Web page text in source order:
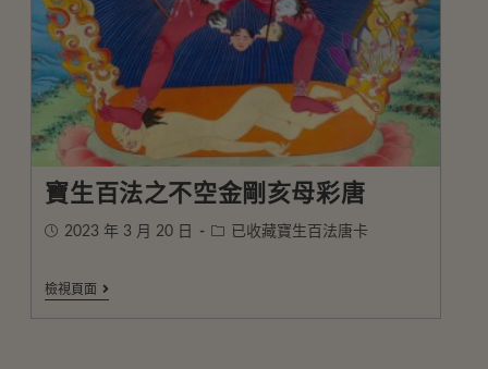
寶生百法之不空金剛亥母彩唐
2023 年 3 月 20 日 已收藏寶生百法唐卡
檢視頁面